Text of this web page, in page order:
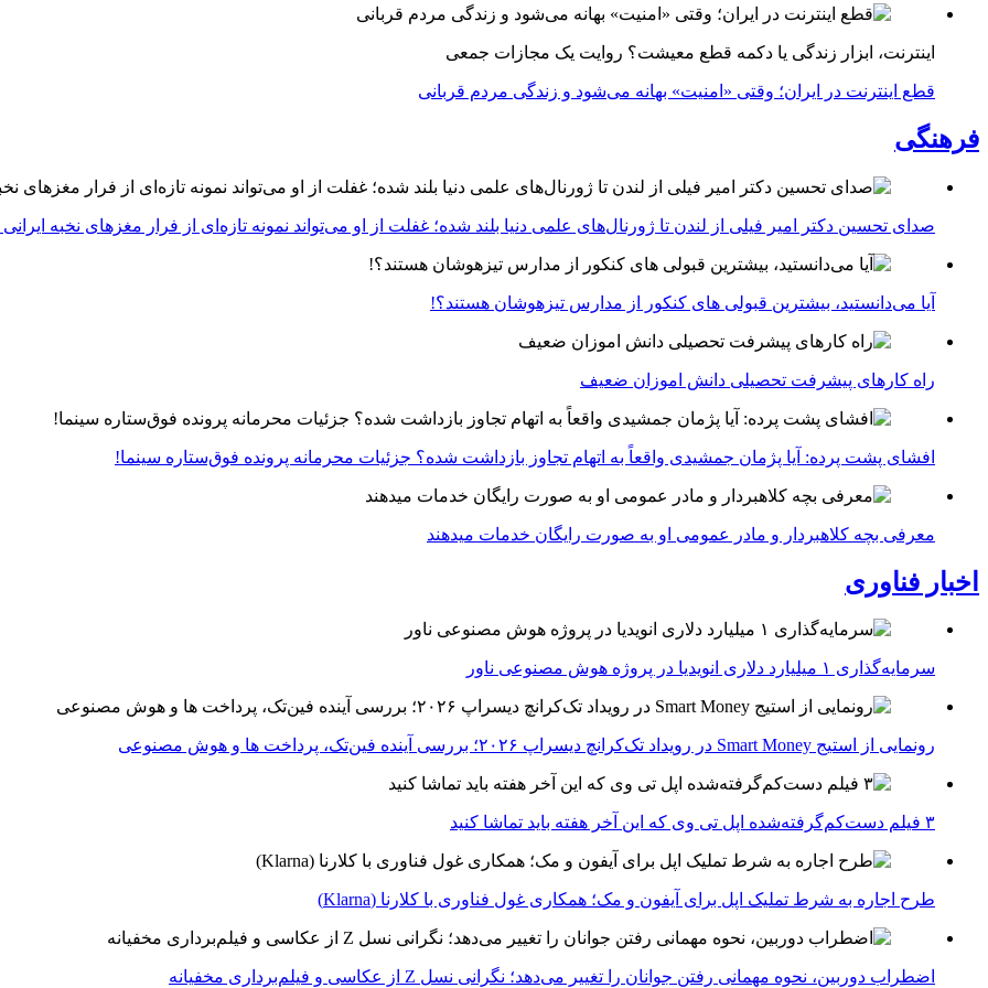
اینترنت، ابزار زندگی یا دکمه قطع معیشت؟ روایت یک مجازات جمعی
قطع اینترنت در ایران؛ وقتی «امنیت» بهانه می‌شود و زندگی مردم قربانی
فرهنگی
صدای تحسین دکتر امیر فیلی از لندن تا ژورنال‌های علمی دنیا بلند شده؛ غفلت از او می‌تواند نمونه تازه‌ای از فرار مغزهای نخبه ایرانی
آیا می‌دانستید، بیشترین قبولی های کنکور از مدارس تیزهوشان هستند؟!
راه کارهای پیشرفت تحصیلی دانش اموزان ضعیف
افشای پشت پرده: آیا پژمان جمشیدی واقعاً به اتهام تجاوز بازداشت شده؟ جزئیات محرمانه پرونده فوق‌ستاره سینما!
معرفی بچه کلاهبردار و مادر عمومی او به صورت رایگان خدمات میدهند
اخبار فناوری
سرمایه‌گذاری ۱ میلیارد دلاری انویدیا در پروژه هوش مصنوعی ناور
رونمایی از استیج Smart Money در رویداد تک‌کرانچ دیسراپ ۲۰۲۶؛ بررسی آینده فین‌تک، پرداخت‌ ها و هوش مصنوعی
۳ فیلم دست‌کم‌گرفته‌شده اپل تی وی که این آخر هفته باید تماشا کنید
طرح اجاره به شرط تملیک اپل برای آیفون و مک؛ همکاری غول فناوری با کلارنا (Klarna)
اضطراب دوربین، نحوه مهمانی رفتن جوانان را تغییر می‌دهد؛ نگرانی نسل Z از عکاسی و فیلم‌برداری مخفیانه